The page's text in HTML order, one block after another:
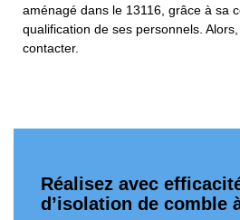
aménagé dans le 13116, grâce à sa
qualification de ses personnels.
contacter.
Réalisez avec
d’isolation de comble